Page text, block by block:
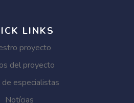
LINKS
proyecto
del proyecto
de especialistas
Notícias